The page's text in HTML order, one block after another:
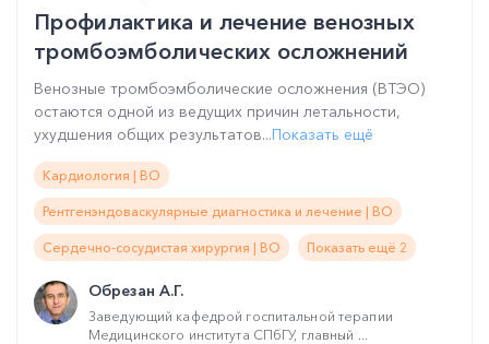
Профилактика и лечение венозных
тромбоэмболических осложнений
Венозные тромбоэмболические осложнения (ВТЭО)
остаются одной из ведущих причин летальности,
ухудшения общих результатов...Показать ещё
Кардиология | ВО
Рентгенэндоваскулярные диагностика и лечение | ВО
Сердечно-сосудистая хирургия | ВО Показать ещё 2
Обрезан А.Г.
Заведующий кафедрой госпитальной терапии
Медицинского института СПбГУ, главный ...